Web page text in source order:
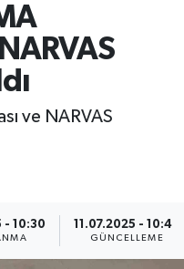
ve NARVAS
- 10:30 11.07.2025 - 10:45
GÜNCELLEME